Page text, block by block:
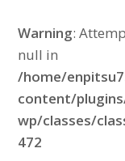
Warning:
null in
/home/
content/
wp/classes/
472